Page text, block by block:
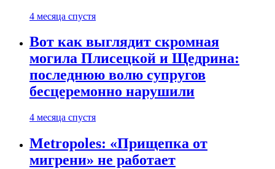
4 месяца спустя
Вот как выглядит скромная
могила Плисецкой и Щедрина:
последнюю волю супругов
бесцеремонно нарушили
4 месяца спустя
Metropoles: «Прищепка от
мигрени» не работает